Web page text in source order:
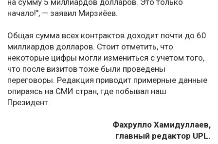
на сумму 5 миллиардов долларов. Это только
начало!", — заявил Мирзиёев.
Общая сумма всех контрактов доходит почти до 60
миллиардов долларов. Стоит отметить, что
некоторые цифры могли измениться с учетом того,
что после визитов тоже были проведены
переговоры. Редакция приводит примерные данные
опираясь на СМИ стран, где побывал наш
Президент.
Фахрулло Хамидуллаев,
главный редактор UPL.